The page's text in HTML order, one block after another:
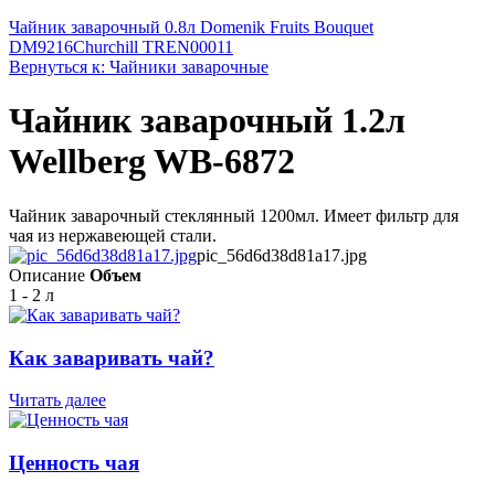
Чайник заварочный 0.8л Domenik Fruits Bouquet
DM9216Churchill TREN00011
Вернуться к: Чайники заварочные
Чайник заварочный 1.2л
Wellberg WB-6872
Чайник заварочный стеклянный 1200мл. Имеет фильтр для
чая из нержавеющей стали.
pic_56d6d38d81a17.jpg
Описание Объем
1 - 2 л
Как заваривать чай?
Читать далее
Ценность чая